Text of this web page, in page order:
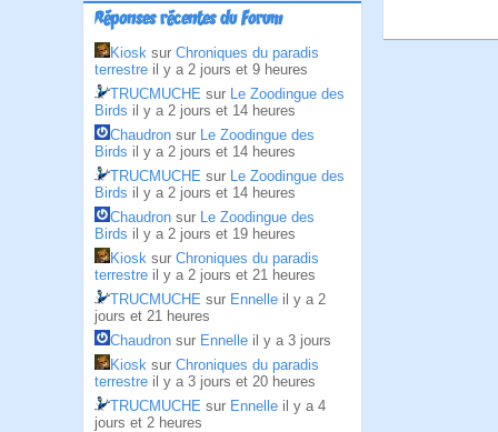
Réponses récentes du Forum
Kiosk sur Chroniques du paradis
terrestre il y a 2 jours et 9 heures
TRUCMUCHE sur Le Zoodingue des
Birds il y a 2 jours et 14 heures
Chaudron sur Le Zoodingue des
Birds il y a 2 jours et 14 heures
TRUCMUCHE sur Le Zoodingue des
Birds il y a 2 jours et 14 heures
Chaudron sur Le Zoodingue des
Birds il y a 2 jours et 19 heures
Kiosk sur Chroniques du paradis
terrestre il y a 2 jours et 21 heures
TRUCMUCHE sur Ennelle il y a 2
jours et 21 heures
Chaudron sur Ennelle il y a 3 jours
Kiosk sur Chroniques du paradis
terrestre il y a 3 jours et 20 heures
TRUCMUCHE sur Ennelle il y a 4
jours et 2 heures